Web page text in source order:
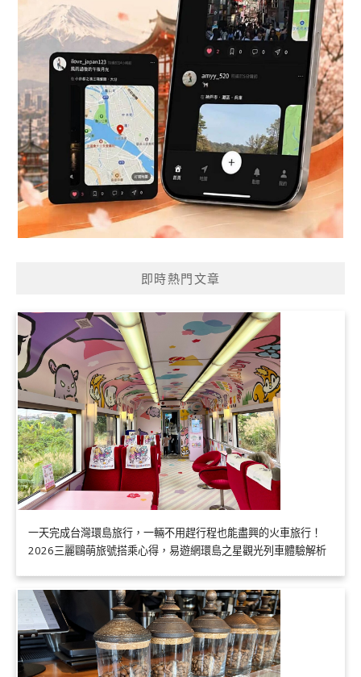
即時熱門文章
一天完成台灣環島旅行，一輛不用趕行程也能盡興的火車旅行！
2026三麗鷗萌旅號搭乘心得，易遊網環島之星觀光列車體驗解析